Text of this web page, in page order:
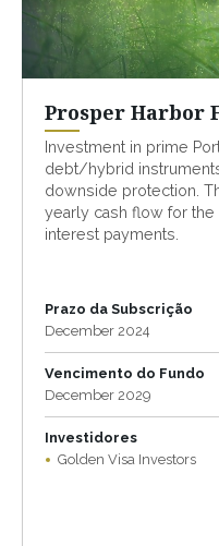
Prosper Harbor
Investment in prime
debt/hybrid
downside protection.
yearly cash flow for
interest payments.
Prazo da Subscrição
December 2024
Vencimento do Fundo
December 2029
Investidores
Golden Visa Investors